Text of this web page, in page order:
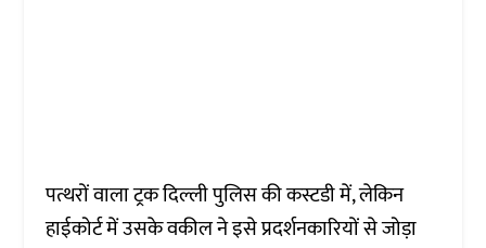
पत्थरों वाला ट्रक दिल्ली पुलिस की कस्टडी में, लेकिन
हाईकोर्ट में उसके वकील ने इसे प्रदर्शनकारियों से जोड़ा